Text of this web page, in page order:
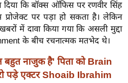
कि बॉक्स ऑफिस पर रणवीर सिंह
पर पड़ा हो सकता है। लेकिन
में दावा किया गया कि असली मुद्दा
के बीच रचनात्मक मतभेद थे।
बहुत नाजुक है' पिता को Brain
पड़े एक्टर Shoaib Ibrahim